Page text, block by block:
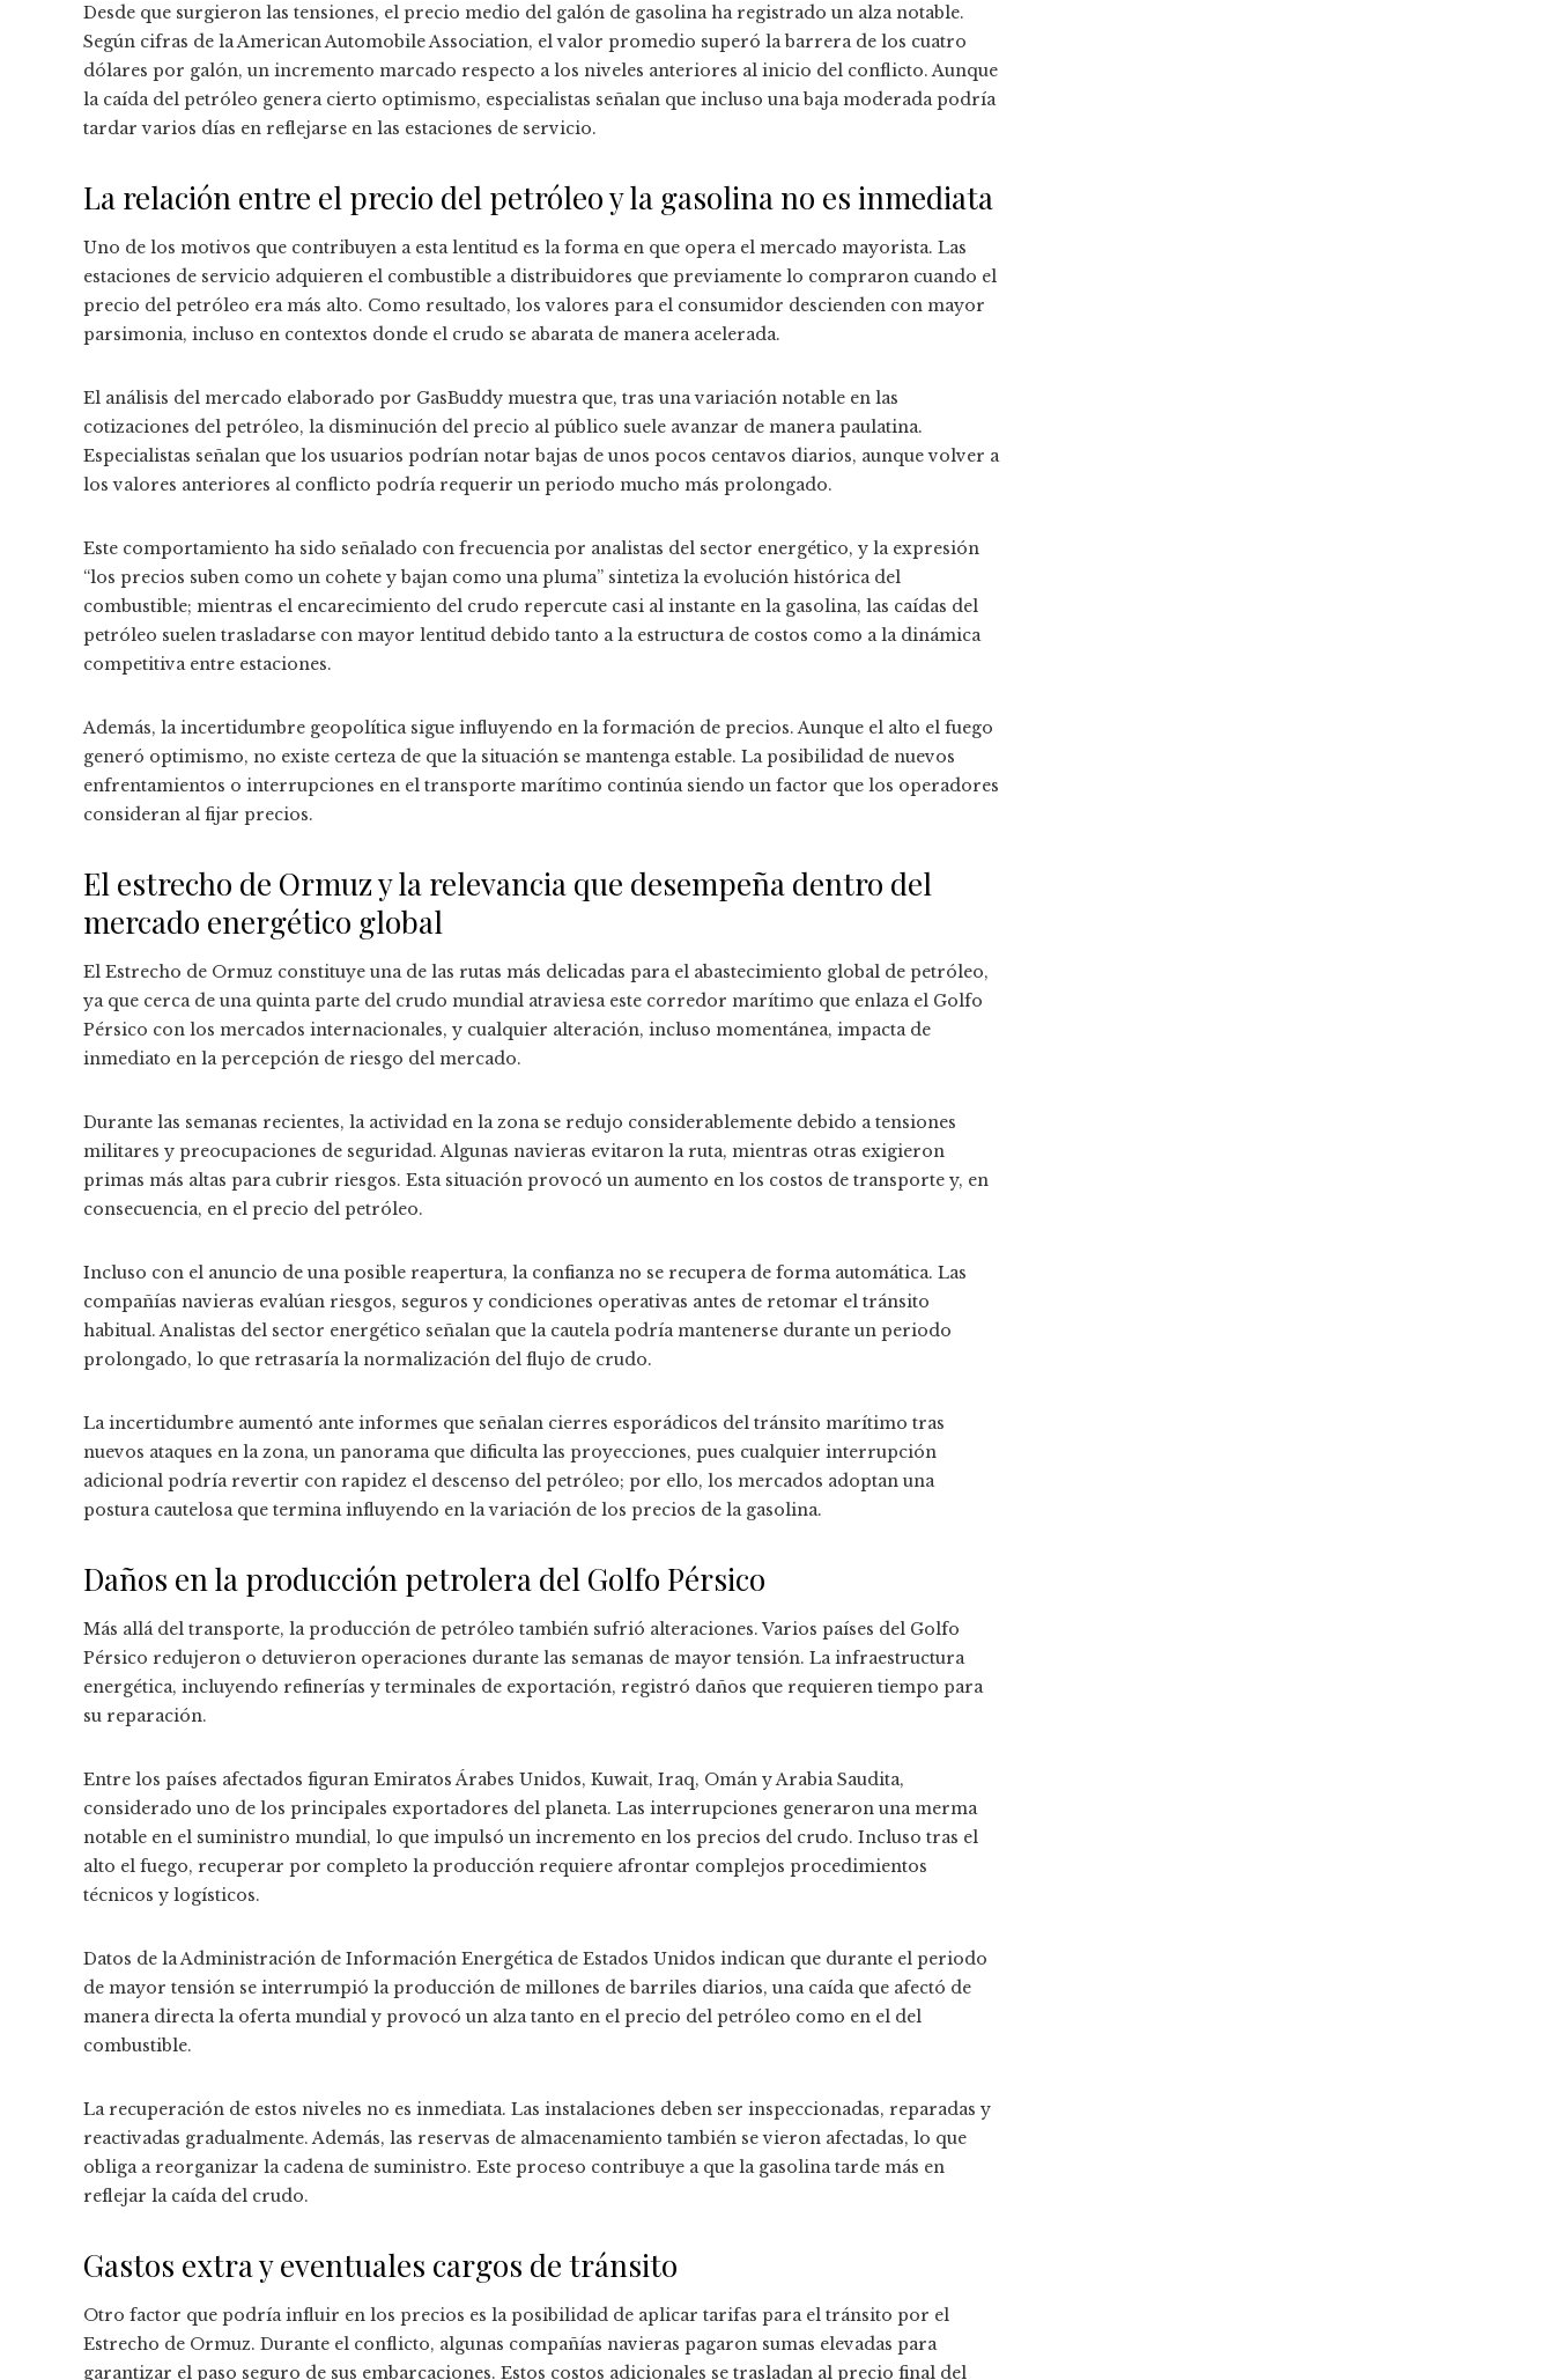
Desde que surgieron las tensiones, el precio medio del galón de gasolina ha registrado un alza notable.
Según cifras de la American Automobile Association, el valor promedio superó la barrera de los cuatro
dólares por galón, un incremento marcado respecto a los niveles anteriores al inicio del conflicto. Aunque
la caída del petróleo genera cierto optimismo, especialistas señalan que incluso una baja moderada podría
tardar varios días en reflejarse en las estaciones de servicio.
La relación entre el precio del petróleo y la gasolina no es inmediata
Uno de los motivos que contribuyen a esta lentitud es la forma en que opera el mercado mayorista. Las
estaciones de servicio adquieren el combustible a distribuidores que previamente lo compraron cuando el
precio del petróleo era más alto. Como resultado, los valores para el consumidor descienden con mayor
parsimonia, incluso en contextos donde el crudo se abarata de manera acelerada.
El análisis del mercado elaborado por GasBuddy muestra que, tras una variación notable en las
cotizaciones del petróleo, la disminución del precio al público suele avanzar de manera paulatina.
Especialistas señalan que los usuarios podrían notar bajas de unos pocos centavos diarios, aunque volver a
los valores anteriores al conflicto podría requerir un periodo mucho más prolongado.
Este comportamiento ha sido señalado con frecuencia por analistas del sector energético, y la expresión
“los precios suben como un cohete y bajan como una pluma” sintetiza la evolución histórica del
combustible; mientras el encarecimiento del crudo repercute casi al instante en la gasolina, las caídas del
petróleo suelen trasladarse con mayor lentitud debido tanto a la estructura de costos como a la dinámica
competitiva entre estaciones.
Además, la incertidumbre geopolítica sigue influyendo en la formación de precios. Aunque el alto el fuego
generó optimismo, no existe certeza de que la situación se mantenga estable. La posibilidad de nuevos
enfrentamientos o interrupciones en el transporte marítimo continúa siendo un factor que los operadores
consideran al fijar precios.
El estrecho de Ormuz y la relevancia que desempeña dentro del
mercado energético global
El Estrecho de Ormuz constituye una de las rutas más delicadas para el abastecimiento global de petróleo,
ya que cerca de una quinta parte del crudo mundial atraviesa este corredor marítimo que enlaza el Golfo
Pérsico con los mercados internacionales, y cualquier alteración, incluso momentánea, impacta de
inmediato en la percepción de riesgo del mercado.
Durante las semanas recientes, la actividad en la zona se redujo considerablemente debido a tensiones
militares y preocupaciones de seguridad. Algunas navieras evitaron la ruta, mientras otras exigieron
primas más altas para cubrir riesgos. Esta situación provocó un aumento en los costos de transporte y, en
consecuencia, en el precio del petróleo.
Incluso con el anuncio de una posible reapertura, la confianza no se recupera de forma automática. Las
compañías navieras evalúan riesgos, seguros y condiciones operativas antes de retomar el tránsito
habitual. Analistas del sector energético señalan que la cautela podría mantenerse durante un periodo
prolongado, lo que retrasaría la normalización del flujo de crudo.
La incertidumbre aumentó ante informes que señalan cierres esporádicos del tránsito marítimo tras
nuevos ataques en la zona, un panorama que dificulta las proyecciones, pues cualquier interrupción
adicional podría revertir con rapidez el descenso del petróleo; por ello, los mercados adoptan una
postura cautelosa que termina influyendo en la variación de los precios de la gasolina.
Daños en la producción petrolera del Golfo Pérsico
Más allá del transporte, la producción de petróleo también sufrió alteraciones. Varios países del Golfo
Pérsico redujeron o detuvieron operaciones durante las semanas de mayor tensión. La infraestructura
energética, incluyendo refinerías y terminales de exportación, registró daños que requieren tiempo para
su reparación.
Entre los países afectados figuran Emiratos Árabes Unidos, Kuwait, Iraq, Omán y Arabia Saudita,
considerado uno de los principales exportadores del planeta. Las interrupciones generaron una merma
notable en el suministro mundial, lo que impulsó un incremento en los precios del crudo. Incluso tras el
alto el fuego, recuperar por completo la producción requiere afrontar complejos procedimientos
técnicos y logísticos.
Datos de la Administración de Información Energética de Estados Unidos indican que durante el periodo
de mayor tensión se interrumpió la producción de millones de barriles diarios, una caída que afectó de
manera directa la oferta mundial y provocó un alza tanto en el precio del petróleo como en el del
combustible.
La recuperación de estos niveles no es inmediata. Las instalaciones deben ser inspeccionadas, reparadas y
reactivadas gradualmente. Además, las reservas de almacenamiento también se vieron afectadas, lo que
obliga a reorganizar la cadena de suministro. Este proceso contribuye a que la gasolina tarde más en
reflejar la caída del crudo.
Gastos extra y eventuales cargos de tránsito
Otro factor que podría influir en los precios es la posibilidad de aplicar tarifas para el tránsito por el
Estrecho de Ormuz. Durante el conflicto, algunas compañías navieras pagaron sumas elevadas para
garantizar el paso seguro de sus embarcaciones. Estos costos adicionales se trasladan al precio final del